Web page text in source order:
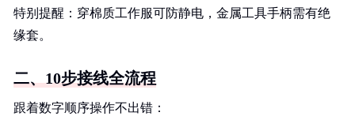
特别提醒：穿棉质工作服可防静电，金属工具手柄需有绝
缘套。
二、10步接线全流程
跟着数字顺序操作不出错：